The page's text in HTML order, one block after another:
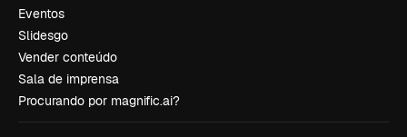
Eventos
Slidesgo
Vender conteúdo
Sala de imprensa
Procurando por magnific.ai?